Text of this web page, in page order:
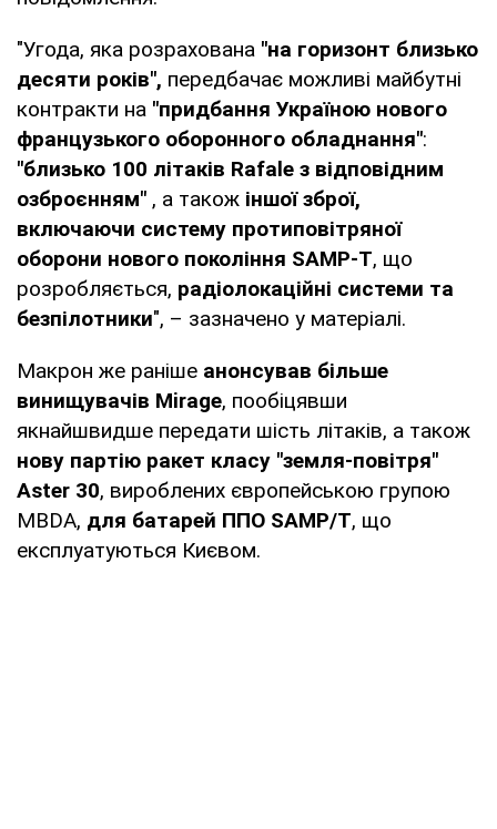
"Угода, яка розрахована "на горизонт близько
десяти років", передбачає можливі майбутні
контракти на "придбання Україною нового
французького оборонного обладнання":
"близько 100 літаків Rafale з відповідним
озброєнням" , а також іншої зброї,
включаючи систему протиповітряної
оборони нового покоління SAMP-T, що
розробляється, радіолокаційні системи та
безпілотники", – зазначено у матеріалі.
Макрон же раніше анонсував більше
винищувачів Mirage, пообіцявши
якнайшвидше передати шість літаків, а також
нову партію ракет класу "земля-повітря"
Aster 30, вироблених європейською групою
MBDA, для батарей ППО SAMP/T, що
експлуатуються Києвом.